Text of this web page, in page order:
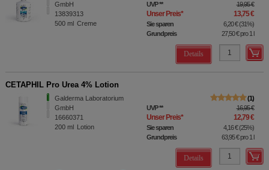
GmbH
13839313
500 ml Creme
UVP** 19,95 €
Unser Preis* 13,75 €
Sie sparen 6,20 €(31%)
Grundpreis
27,50 €pro 1 l
Details
CETAPHIL Pro Urea 4% Lotion
Galderma Laboratorium
GmbH
16660371
200 ml Lotion
1
UVP** 16,95 €
Unser Preis* 12,79 €
Sie sparen 4,16 €(25%)
Grundpreis
63,95 €pro 1 l
Details